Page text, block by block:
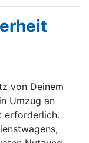
von Deinem
Umzug an
erforderlich.